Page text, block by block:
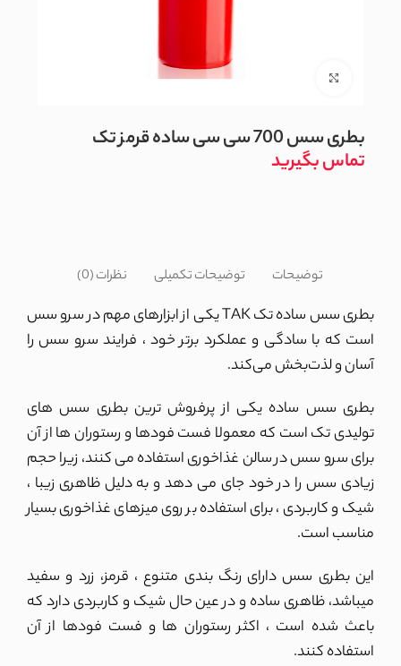
بطری سس 700 سی سی ساده قرمز تک
توضیحات توضیحات تکمیلی نظرات (0)
بطری سس ساده تک TAK یکی از ابزارهای مهم در سرو سس
است که با سادگی و عملکرد برتر خود ، فرایند سرو سس را
آسان و لذت‌بخش می‌کند.
بطری سس ساده یکی از پرفروش ترین بطری سس های
تولیدی تک است که معمولا فست فودها و رستوران ها از آن
برای سرو سس در سالن غذاخوری استفاده می کنند، زیرا حجم
زیادی سس را در خود جای می دهد و به دلیل ظاهری زیبا ،
شیک و کاربردی ، برای استفاده بر روی میزهای غذاخوری بسیار
مناسب است.
این بطری سس دارای رنگ بندی متنوع ، قرمز، زرد و سفید
میباشد، ظاهری ساده و در عین حال شیک و کاربردی دارد که
باعث شده است ، اکثر رستوران ها و فست فودها از آن
استفاده کنند.